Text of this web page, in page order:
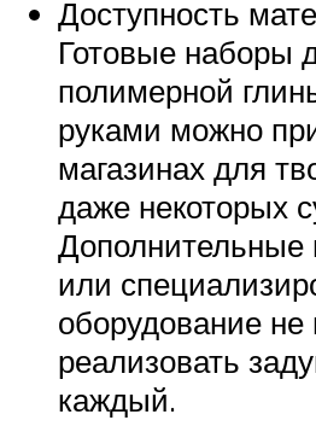
Доступность
Готовые наборы
полимерной
руками можно
магазинах для
даже некоторых
Дополнительные
или
оборудование
реализовать
каждый.